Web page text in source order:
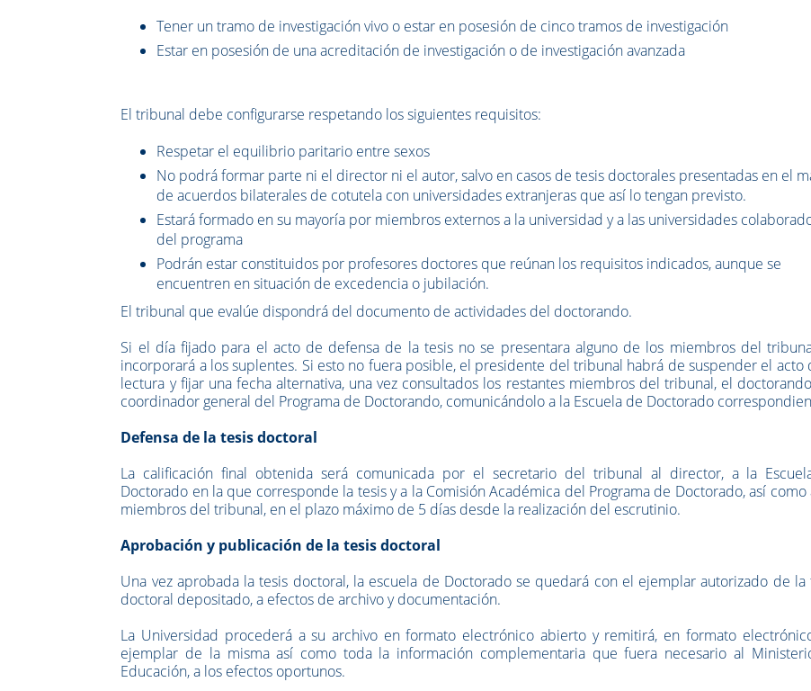
Tener un tramo de investigación vivo o estar en posesión de cinco tramos de investigación
Estar en posesión de una acreditación de investigación o de investigación avanzada
El tribunal debe configurarse respetando los siguientes requisitos:
Respetar el equilibrio paritario entre sexos
No podrá formar parte ni el director ni el autor, salvo en casos de tesis doctorales presentadas en el
de acuerdos bilaterales de cotutela con universidades extranjeras que así lo tengan previsto.
Estará formado en su mayoría por miembros externos a la universidad y a las universidades
del programa
Podrán estar constituidos por profesores doctores que reúnan los requisitos indicados, aunque se
encuentren en situación de excedencia o jubilación.
El tribunal que evalúe dispondrá del documento de actividades del doctorando.
Si el día fijado para el acto de defensa de la tesis no se presentara alguno de los miembros del
incorporará a los suplentes. Si esto no fuera posible, el presidente del tribunal habrá de suspender el acto
lectura y fijar una fecha alternativa, una vez consultados los restantes miembros del tribunal, el
coordinador general del Programa de Doctorando, comunicándolo a la Escuela de Doctorado
Defensa de la tesis doctoral
La calificación final obtenida será comunicada por el secretario del tribunal al director, a la
Doctorado en la que corresponde la tesis y a la Comisión Académica del Programa de Doctorado, así como
miembros del tribunal, en el plazo máximo de 5 días desde la realización del escrutinio.
Aprobación y publicación de la tesis doctoral
Una vez aprobada la tesis doctoral, la escuela de Doctorado se quedará con el ejemplar autorizado de la
doctoral depositado, a efectos de archivo y documentación.
La Universidad procederá a su archivo en formato electrónico abierto y remitirá, en formato
ejemplar de la misma así como toda la información complementaria que fuera necesario al
Educación, a los efectos oportunos.